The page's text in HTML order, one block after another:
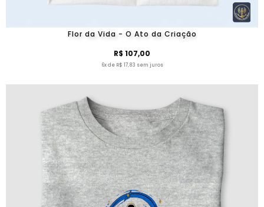
Flor da Vida - O Ato da Criação
R$ 107,00
6x de R$ 17,83 sem juros